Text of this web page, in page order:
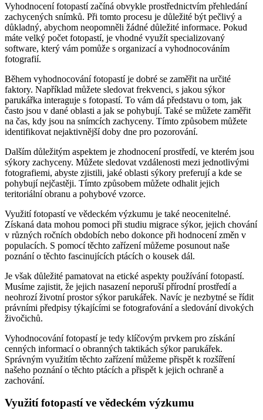
Vyhodnocení fotopastí začíná obvykle prostřednictvím přehledání
zachycených snímků. Při tomto procesu je důležité být pečlivý a
důkladný, abychom neopomněli žádné důležité informace. Pokud
máte velký počet fotopastí, je vhodné využít specializovaný
software, který vám pomůže s organizací a vyhodnocováním
fotografií.
Během vyhodnocování fotopastí je dobré se zaměřit na určité
faktory. Například můžete sledovat frekvenci, s jakou sýkor
parukářka interaguje s fotopastí. To vám dá představu o tom, jak
často jsou v dané oblasti a jak se pohybují. Také se můžete zaměřit
na čas, kdy jsou na snímcích zachyceny. Tímto způsobem můžete
identifikovat nejaktivnější doby dne pro pozorování.
Dalším důležitým aspektem je zhodnocení prostředí, ve kterém jsou
sýkory zachyceny. Můžete sledovat vzdálenosti mezi jednotlivými
fotografiemi, abyste zjistili, jaké oblasti sýkory preferují a kde se
pohybují nejčastěji. Tímto způsobem můžete odhalit jejich
teritoriální obranu a pohybové vzorce.
Využití fotopastí ve vědeckém výzkumu je také neocenitelné.
Získaná data mohou pomoci při studiu migrace sýkor, jejich chování
v různých ročních obdobích nebo dokonce při hodnocení změn v
populacích. S pomocí těchto zařízení můžeme posunout naše
poznání o těchto fascinujících ptácích o kousek dál.
Je však důležité pamatovat na etické aspekty používání fotopastí.
Musíme zajistit, že jejich nasazení neporuší přírodní prostředí a
neohrozí životní prostor sýkor parukářek. Navíc je nezbytné se řídit
právními předpisy týkajícími se fotografování a sledování divokých
živočichů.
Vyhodnocování fotopastí je tedy klíčovým prvkem pro získání
cenných informací o obranných taktikách sýkor parukářek.
Správným využitím těchto zařízení můžeme přispět k rozšíření
našeho poznání o těchto ptácích a přispět k jejich ochraně a
zachování.
Využití fotopastí ve vědeckém výzkumu